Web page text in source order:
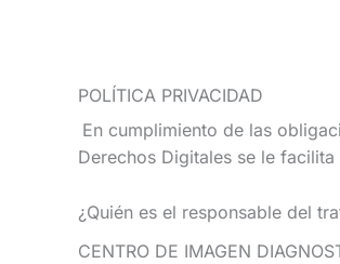
POLÍTICA PRIVACIDAD
En cumplimiento de las
Derechos Digitales se le
¿Quién es el responsable del
CENTRO DE IMAGEN